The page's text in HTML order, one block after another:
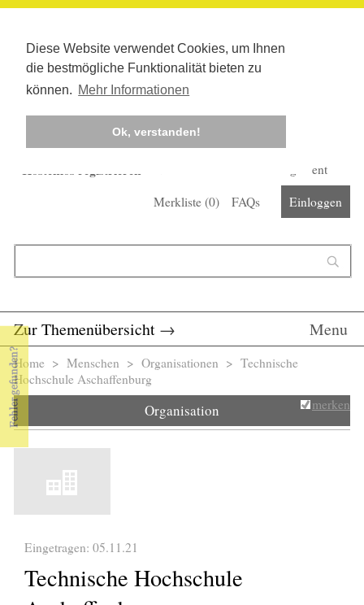
Diese Website verwendet Cookies, um Ihnen
die bestmögliche Funktionalität bieten zu
können. Mehr Informationen
Ok, verstanden!
Kostenlos registrieren
Corona-Management
Merkliste (0) FAQs Einloggen
Zur Themenübersicht → Menu
Sie sind hier
Home > Menschen > Organisationen > Technische
Hochschule Aschaffenburg
Organisation merken
Eingetragen: 05.11.21
Technische Hochschule